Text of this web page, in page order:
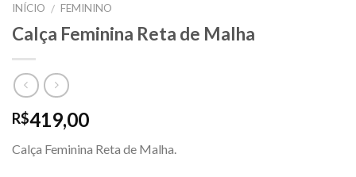
INÍCIO / FEMININO
Calça Feminina Reta de Malha
R$419,00
Calça Feminina Reta de Malha.